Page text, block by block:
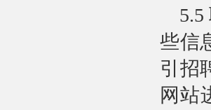
些信
引招
网站